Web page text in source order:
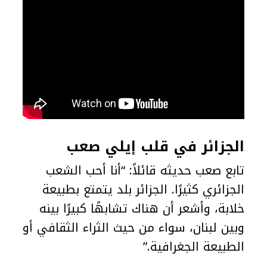
الجزائر في قلب إيلي صعب
تابع صعب حديثه قائلاً: “أنا أحب الشعب
الجزائري كثيرًا. الجزائر بلد يتمتع بطبيعة
خلابة، وأشعر أن هناك تشابهًا كبيرًا بينه
وبين لبنان، سواء من حيث الثراء الثقافي أو
الطبيعة الجغرافية.”